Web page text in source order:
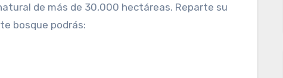
de más de 30,000 hectáreas. Reparte su
bosque podrás: